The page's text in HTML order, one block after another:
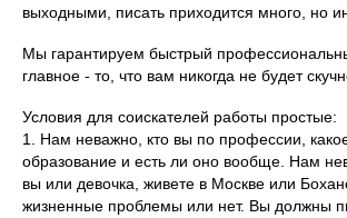
выходными, писать приходится много, но
Мы гарантируем быстрый
главное - то, что вам никогда не будет
Условия для соискателей работы простые:
1. Нам неважно, кто вы по профессии,
образование и есть ли оно вообще. Нам
вы или девочка, живете в Москве или
жизненные проблемы или нет. Вы должны